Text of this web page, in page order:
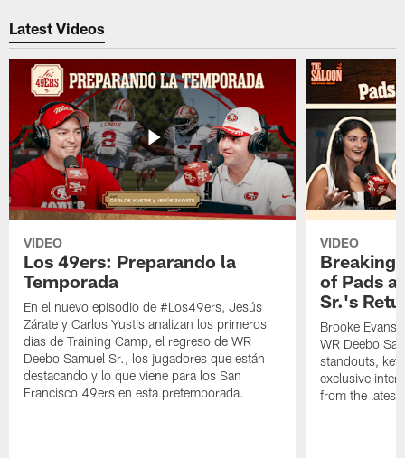
Latest Videos
VIDEO
Los 49ers: Preparando la
Temporada
En el nuevo episodio de #Los49ers, Jesús
Zárate y Carlos Yustis analizan los primeros
días de Training Camp, el regreso de WR
Deebo Samuel Sr., los jugadores que están
destacando y lo que viene para los San
Francisco 49ers en esta pretemporada.
VIDEO
Breaking
of Pads
Sr.'s
Brooke Evans
WR Deebo
standouts,
exclusive
from the latest